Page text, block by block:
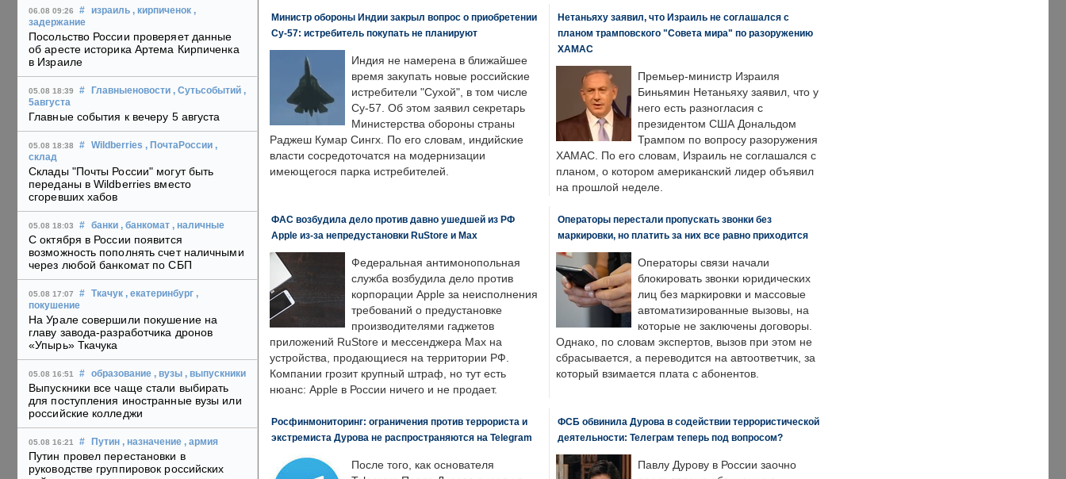
06.08 09:26 # израиль , кирпиченок ,
задержание
Посольство России проверяет данные
об аресте историка Артема Кирпиченка
в Израиле
05.08 18:39 # Главныеновости , Сутьсобытий ,
5августа
Главные события к вечеру 5 августа
05.08 18:38 # Wildberries , ПочтаРоссии ,
склад
Склады "Почты России" могут быть
переданы в Wildberries вместо
сгоревших хабов
05.08 18:03 # банки , банкомат , наличные
С октября в России появится
возможность пополнять счет наличными
через любой банкомат по СБП
05.08 17:07 # Ткачук , екатеринбург ,
покушение
На Урале совершили покушение на
главу завода-разработчика дронов
«Упырь» Ткачука
05.08 16:51 # образование , вузы , выпускники
Выпускники все чаще стали выбирать
для поступления иностранные вузы или
российские колледжи
05.08 16:21 # Путин , назначение , армия
Путин провел перестановки в
руководстве группировок российских
Министр обороны Индии закрыл вопрос о приобретении
Су-57: истребитель покупать не планируют
Индия не намерена в ближайшее
время закупать новые российские
истребители "Сухой", в том числе
Су-57. Об этом заявил секретарь
Министерства обороны страны
Раджеш Кумар Сингх. По его словам, индийские
власти сосредоточатся на модернизации
имеющегося парка истребителей.
Нетаньяху заявил, что Израиль не соглашался с
планом трамповского "Совета мира" по разоружению
ХАМАС
Премьер-министр Израиля
Биньямин Нетаньяху заявил, что у
него есть разногласия с
президентом США Дональдом
Трампом по вопросу разоружения
ХАМАС. По его словам, Израиль не соглашался с
планом, о котором американский лидер объявил
на прошлой неделе.
ФАС возбудила дело против давно ушедшей из РФ
Apple из-за непредустановки RuStore и Max
Федеральная антимонопольная
служба возбудила дело против
корпорации Apple за неисполнения
требований о предустановке
производителями гаджетов
приложений RuStore и мессенджера Max на
устройства, продающиеся на территории РФ.
Компании грозит крупный штраф, но тут есть
нюанс: Apple в России ничего и не продает.
Операторы перестали пропускать звонки без
маркировки, но платить за них все равно приходится
Операторы связи начали
блокировать звонки юридических
лиц без маркировки и массовые
автоматизированные вызовы, на
которые не заключены договоры.
Однако, по словам экспертов, вызов при этом не
сбрасывается, а переводится на автоответчик, за
который взимается плата с абонентов.
Росфинмониторинг: ограничения против террориста и
экстремиста Дурова не распространяются на Telegram
После того, как основателя
ФСБ обвинила Дурова в содействии террористической
деятельности: Телеграм теперь под вопросом?
Павлу Дурову в России заочно